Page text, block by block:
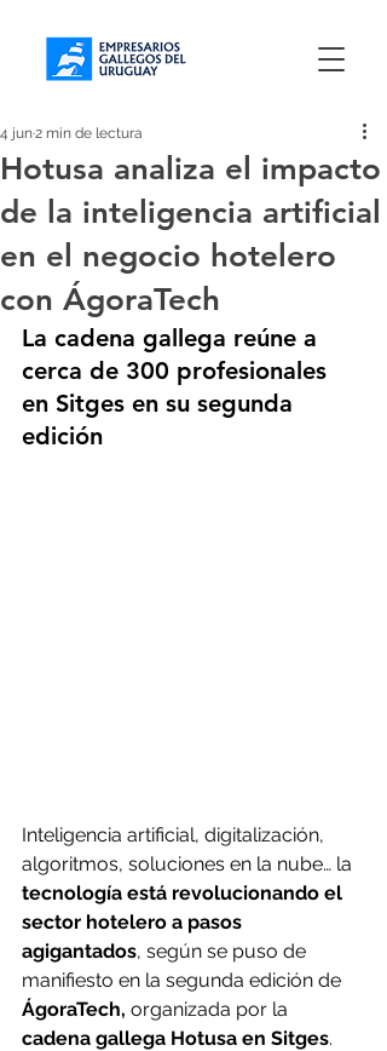
Hotusa analiza el impacto
de la inteligencia artificial
en el negocio hotelero
con ÁgoraTech
4 jun2 min de lectura
La cadena gallega reúne a
cerca de 300 profesionales
en Sitges en su segunda
edición
Inteligencia artificial, digitalización,
algoritmos, soluciones en la nube… la
tecnología está revolucionando el
sector hotelero a pasos
agigantados, según se puso de
manifiesto en la segunda edición de
ÁgoraTech, organizada por la
cadena gallega Hotusa en Sitges.